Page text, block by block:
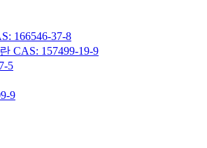
166546-37-8
CAS: 157499-19-9
5
9